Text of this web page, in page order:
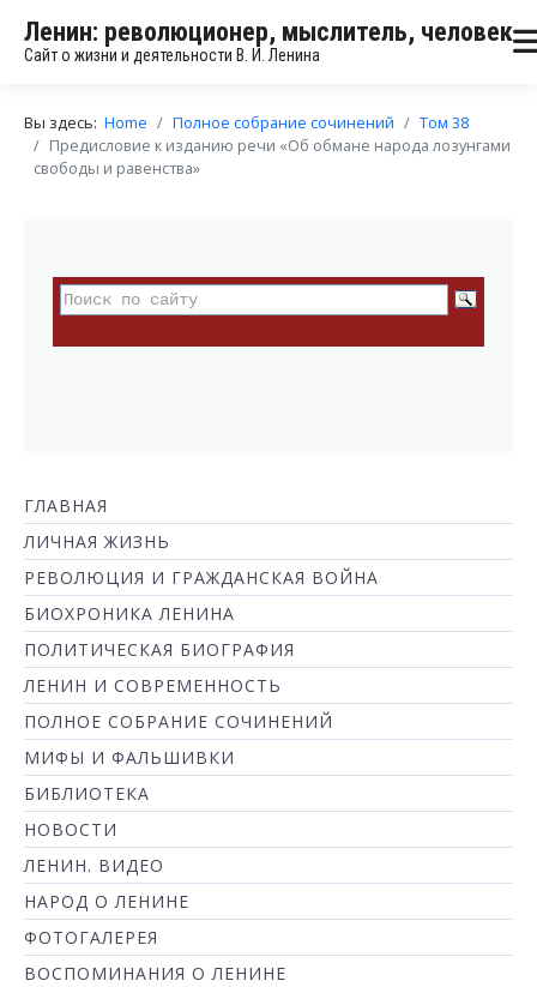
Ленин: революционер, мыслитель, человек
Сайт о жизни и деятельности В. И. Ленина
Вы здесь: Home Полное собрание сочинений
Том 38
Предисловие к изданию речи «Об обмане народа лозунгами
свободы и равенства»
ГЛАВНАЯ
ЛИЧНАЯ ЖИЗНЬ
РЕВОЛЮЦИЯ И ГРАЖДАНСКАЯ ВОЙНА
БИОХРОНИКА ЛЕНИНА
ПОЛИТИЧЕСКАЯ БИОГРАФИЯ
ЛЕНИН И СОВРЕМЕННОСТЬ
ПОЛНОЕ СОБРАНИЕ СОЧИНЕНИЙ
МИФЫ И ФАЛЬШИВКИ
БИБЛИОТЕКА
НОВОСТИ
ЛЕНИН. ВИДЕО
НАРОД О ЛЕНИНЕ
ФОТОГАЛЕРЕЯ
ВОСПОМИНАНИЯ О ЛЕНИНЕ